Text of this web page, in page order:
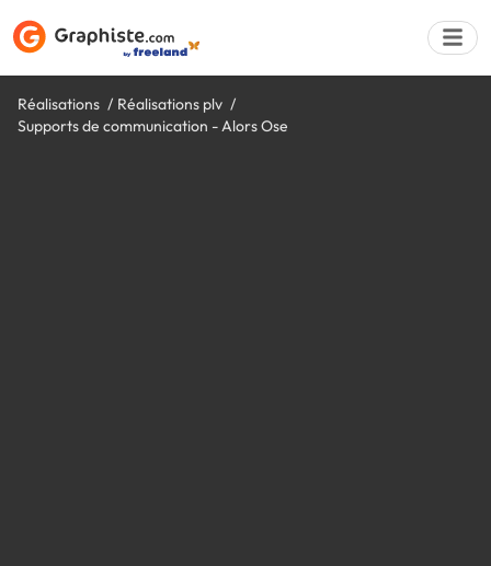
Réalisations
Réalisations plv
Supports de communication - Alors Ose